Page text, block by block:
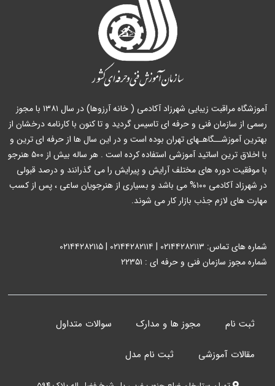
آموزشگاه مراقبت زیبایی شهرزاد آکادمی ( خانه آرزوها) در سال ۱۳۸۱ با مجوز
رسمی از سازمان فنی و حرفه ای تاسیس گردید و تا کنون با کارنامه درخشان از
بهترین آموزشــگاهـهای تهران بوده است و در این سال ها از حرفه ای ترین و
با اخلاق ترین اساتید آموزشی استفاده کرده است . هر ساله بیش از ۵۰۰ هنرجو
با موفقیت دوره های مختلف آرایش و پیرایش را می گذرانند و درصد قبولی
در شهرزاد آکادمی ۱۰۰% می باشد و بسیاری از هنرجویان ساعی ، پس از کسب
مهارت های لازم جذب بازار کار می شوند.
شماره های تماس: ۰۲۱۴۴۲۸۲۱۱۳ | ۰۲۱۴۴۲۸۲۱۱۴ | ۰۲۱۴۴۲۸۲۱۱۵
شماره مجوز سازمان فنی و حرفه ای : ۲۲۳۵۱
ثبت نام مجوز ها و مدارک سوالات متداول
مقالات آموزشی ثبت نام مدل